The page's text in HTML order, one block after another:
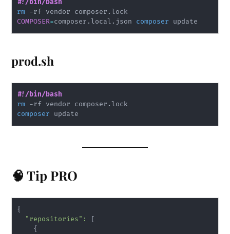
#!/bin/bash
rm
COMPOSER=composer.local.json composer
prod.sh
#!/bin/bash
rm
composer
🧠 Tip PRO
{
"repositories" :
[
{